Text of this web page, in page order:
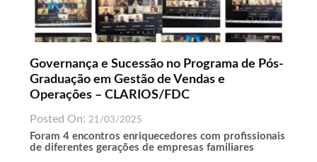
Governança e Sucessão no Programa de Pós-
Graduação em Gestão de Vendas e
Operações – CLARIOS/FDC
Posted On: 21/03/2025
Foram 4 encontros enriquecedores com profissionais
de diferentes gerações de empresas familiares